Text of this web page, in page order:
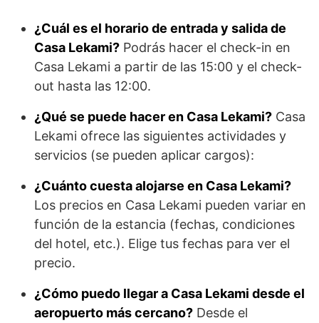
¿Cuál es el horario de entrada y salida de
Casa Lekami? Podrás hacer el check-in en
Casa Lekami a partir de las 15:00 y el check-
out hasta las 12:00.
¿Qué se puede hacer en Casa Lekami? Casa
Lekami ofrece las siguientes actividades y
servicios (se pueden aplicar cargos):
¿Cuánto cuesta alojarse en Casa Lekami?
Los precios en Casa Lekami pueden variar en
función de la estancia (fechas, condiciones
del hotel, etc.). Elige tus fechas para ver el
precio.
¿Cómo puedo llegar a Casa Lekami desde el
aeropuerto más cercano? Desde el